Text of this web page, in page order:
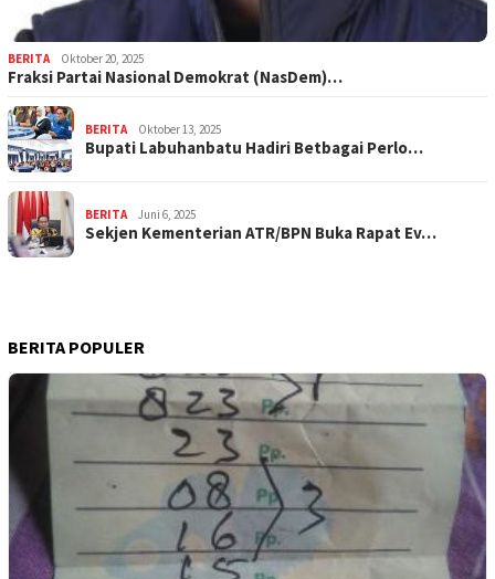
BERITA Oktober 20, 2025
Fraksi Partai Nasional Demokrat (NasDem)…
BERITA Oktober 13, 2025
Bupati Labuhanbatu Hadiri Betbagai Perlo…
BERITA Juni 6, 2025
Sekjen Kementerian ATR/BPN Buka Rapat Ev…
BERITA POPULER